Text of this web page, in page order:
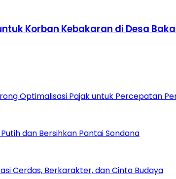
Korban Kebakaran di Desa
Optimalisasi Pajak untuk Percepatan
dan Bersihkan Pantai Sondana
Cerdas, Berkarakter, dan Cinta Budaya